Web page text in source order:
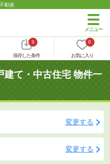
動産
0
保存した条件
0
お気に入り
て・中古住宅 物件一
変更する
変更する